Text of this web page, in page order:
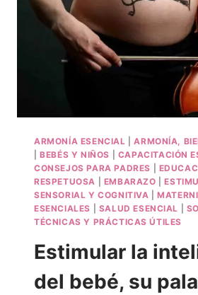
ARMONÍA ESENCIAL |ARMONÍA,
|BEBÉS Y NIÑOS CAPACITACIÓN
CONSEJOS PARA PADRES
RESPETUOSA
EMBARAZO |
SENSORIAL Y COGNITIVA |
ESENCIALES
SALUD ESENCIAL
TÉCNICAS Y PRÁCTICAS ÚTILES
Estimular la
del bebé, su